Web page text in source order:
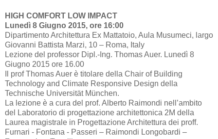
HIGH COMFORT LOW IMPACT
Lunedì 8 Giugno 2015, ore 16:00
Dipartimento Architettura Ex Mattatoio, Aula Musumeci, largo
Giovanni Battista Marzi, 10 – Roma, Italy
Lezione del professor Dipl.-Ing. Thomas Auer. Lunedì 8
Giugno 2015 ore 16.00
Il prof Thomas Auer è titolare della Chair of Building
Technology and Climate Responsive Design della
Technische Universität München.
La lezione è a cura del prof. Alberto Raimondi nell’ambito
del Laboratorio di progettazione architettonica 2M della
Laurea magistrale in Progettazione Architettura dei proff.
Furnari - Fontana - Passeri – Raimondi Longobardi –